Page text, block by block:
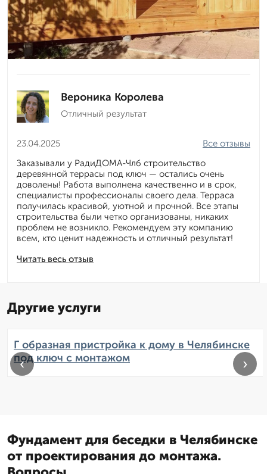
Вероника Королева
Отличный результат
23.04.2025
Читать весь отзыв
Все отзывы
Заказывали у РадиДОМА-Члб строительство
деревянной террасы под ключ — остались очень
доволены! Работа выполнена качественно и в срок,
специалисты профессионалы своего дела. Терраса
получилась красивой, уютной и прочной. Все этапы
строительства были четко организованы, никаких
проблем не возникло. Рекомендуем эту компанию
всем, кто ценит надежность и отличный результат!
Другие услуги
Г образная пристройка к дому в Челябинске
под ключ с монтажом
‹ ›
Фундамент для беседки в Челябинске
от проектирования до монтажа.